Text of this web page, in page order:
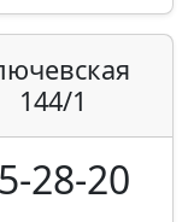
144/1
28-20